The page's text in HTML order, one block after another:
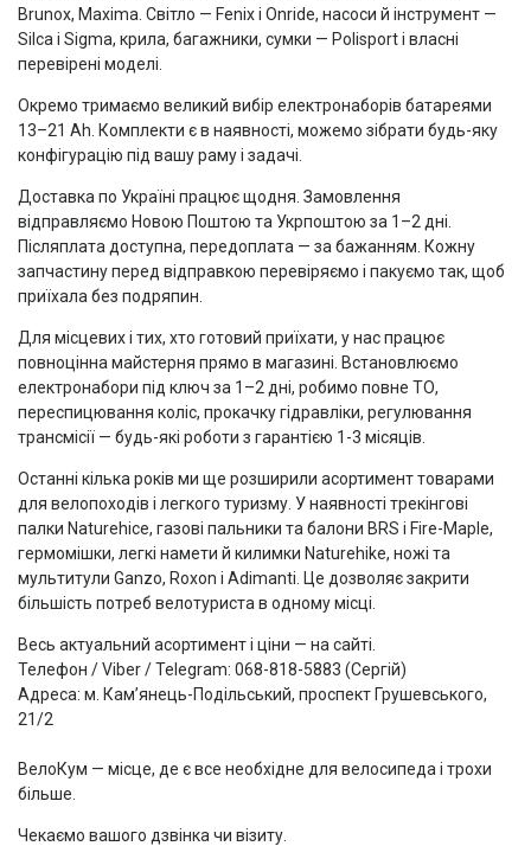
Brunox, Maxima. Світло — Fenix і Onride, насоси й інструмент —
Silca і Sigma, крила, багажники, сумки — Polisport і власні
перевірені моделі.
Окремо тримаємо великий вибір електронаборів батареями
13–21 Ah. Комплекти є в наявності, можемо зібрати будь-яку
конфігурацію під вашу раму і задачі.
Доставка по Україні працює щодня. Замовлення
відправляємо Новою Поштою та Укрпоштою за 1–2 дні.
Післяплата доступна, передоплата — за бажанням. Кожну
запчастину перед відправкою перевіряємо і пакуємо так, щоб
приїхала без подряпин.
Для місцевих і тих, хто готовий приїхати, у нас працює
повноцінна майстерня прямо в магазині. Встановлюємо
електронабори під ключ за 1–2 дні, робимо повне ТО,
переспицювання коліс, прокачку гідравліки, регулювання
трансмісії — будь-які роботи з гарантією 1-3 місяців.
Останні кілька років ми ще розширили асортимент товарами
для велопоходів і легкого туризму. У наявності трекінгові
палки Naturehice, газові пальники та балони BRS і Fire-Maple,
гермомішки, легкі намети й килимки Naturehike, ножі та
мультитули Ganzo, Roxon і Adimanti. Це дозволяє закрити
більшість потреб велотуриста в одному місці.
Весь актуальний асортимент і ціни — на сайті.
Телефон / Viber / Telegram: 068-818-5883 (Сергій)
Адреса: м. Кам’янець-Подільський, проспект Грушевського,
21/2
ВелоКум — місце, де є все необхідне для велосипеда і трохи
більше.
Чекаємо вашого дзвінка чи візиту.